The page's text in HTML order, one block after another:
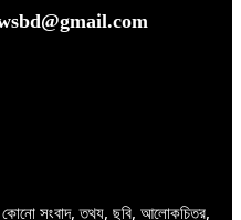
কোনো সংবাদ, তথ্য, ছবি, আলোকচিত্র,